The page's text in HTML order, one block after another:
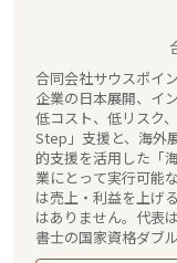
合同会社サウスポイ
企業の日本展開、イ
低コスト、低リスク
Step」支援と、海外
的支援を活用した「
業にとって実行可能
は売上・利益を上げ
はありません。代表
書士の国家資格ダブ
査、事業計画作りか